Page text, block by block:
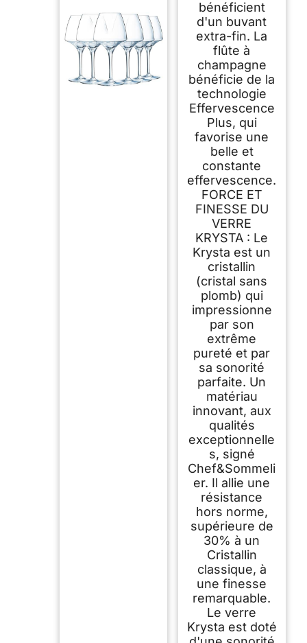
bénéficient
d'un buvant
extra-fin. La
flûte à
champagne
bénéficie de la
technologie
Effervescence
Plus, qui
favorise une
belle et
constante
effervescence.
FORCE ET
FINESSE DU
VERRE
KRYSTA : Le
Krysta est un
cristallin
(cristal sans
plomb) qui
impressionne
par son
extrême
pureté et par
sa sonorité
parfaite. Un
matériau
innovant, aux
qualités
exceptionnelle
s, signé
Chef&Sommeli
er. Il allie une
résistance
hors norme,
supérieure de
30% à un
Cristallin
classique, à
une finesse
remarquable.
Le verre
Krysta est doté